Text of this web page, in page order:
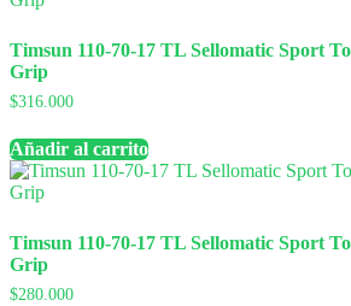
Timsun 110-70-17 TL Sellomatic Sport
Grip
$316.000
Añadir al carrito
Timsun 110-70-17 TL Sellomatic Sport
Grip
$280.000